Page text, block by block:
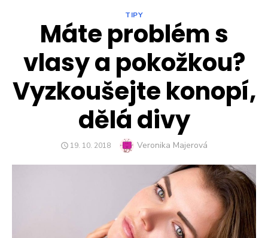
TIPY
Máte problém s
vlasy a pokožkou?
Vyzkoušejte konopí,
dělá divy
POSTED
19. 10. 2018 Author
Veronika Majerová